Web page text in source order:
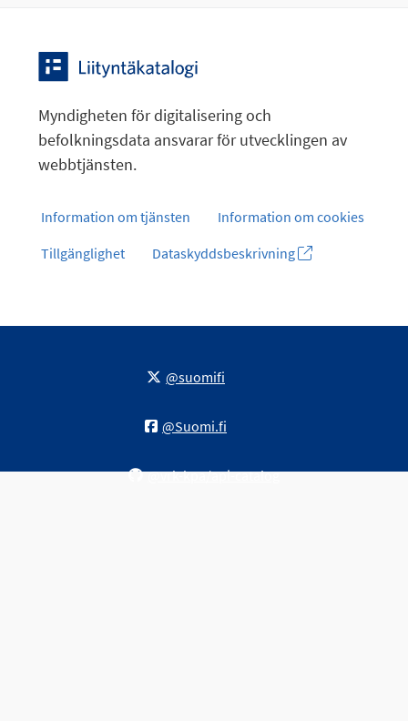
Myndigheten för digitalisering och
befolkningsdata ansvarar för utvecklingen av
webbtjänsten.
Information om tjänsten
Information om cookies
Tillgänglighet
Dataskyddsbeskrivning
@suomifi
@Suomi.fi
@vrk-kpa/api-catalog